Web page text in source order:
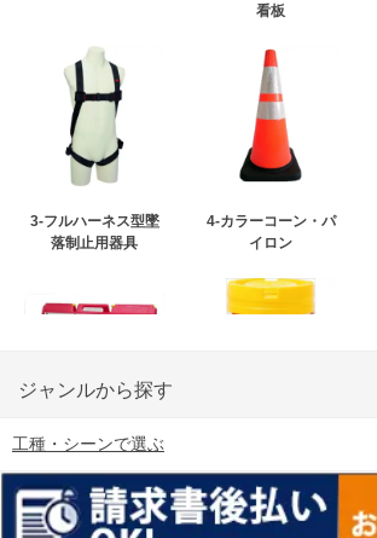
看板
3-フルハーネス型墜
落制止用器具
4-カラーコーン・パ
イロン
6-矢印板/LED矢印板
ジャンルから探す
工種・シーンで選ぶ